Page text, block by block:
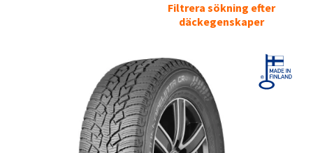
Filtrera sökning efter
däckegenskaper